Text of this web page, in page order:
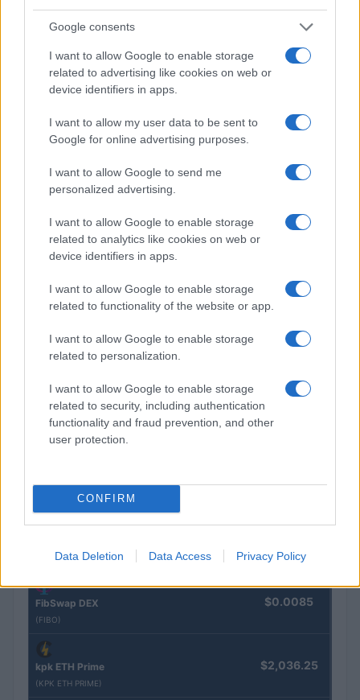
Google consents
I want to allow Google to enable storage
related to advertising like cookies on web or
device identifiers in apps.
I want to allow my user data to be sent to
Google for online advertising purposes.
I want to allow Google to send me
personalized advertising.
I want to allow Google to enable storage
related to analytics like cookies on web or
device identifiers in apps.
I want to allow Google to enable storage
related to functionality of the website or app.
I want to allow Google to enable storage
related to personalization.
I want to allow Google to enable storage
related to security, including authentication
functionality and fraud prevention, and other
user protection.
CONFIRM
Data Deletion Data Access Privacy Policy
EUR/JPY daalt 1,58%: valuta en crypto in een week van
CRYPTOKOERSEN
Naam
Eureka Bridged PAX Gold (Terra
(PAXG)
$4,205.78
Kinza Babylon Staked BTC $83,270.00
Epoch Island
(EPOCH)
(JDB)
FibSwap DEX
(FIBO)
$0.0085
kpk ETH Prime
(KPK ETH PRIME)
$2,036.25